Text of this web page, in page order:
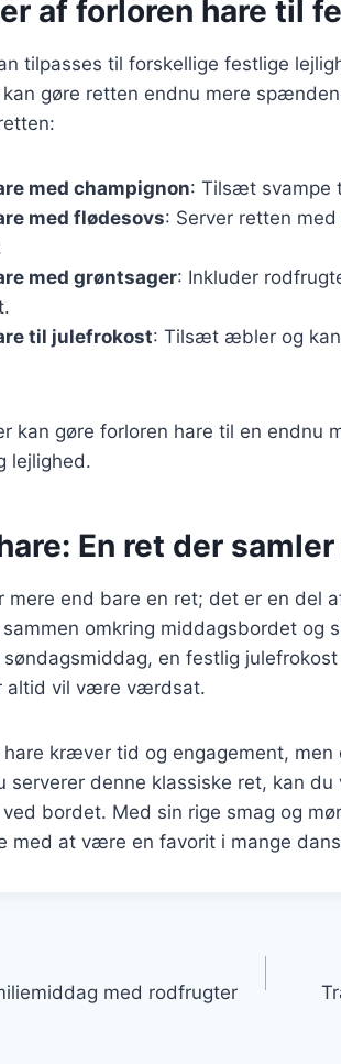
af forloren hare til
tilpasses til forskellige festlige
gøre retten endnu mere
med champignon: Tilsæt svampe
med flødesovs: Server retten
med grøntsager: Inkluder
til julefrokost: Tilsæt æbler og
kan gøre forloren hare til en endnu
lejlighed.
En ret der
mere end bare en ret; det er en del
omkring middagsbordet og
en festlig
altid vil være værdsat.
hare kræver tid og engagement,
serverer denne klassiske ret, kan
bordet. Med sin rige smag og
med at være en favorit i mange
med rodfrugter